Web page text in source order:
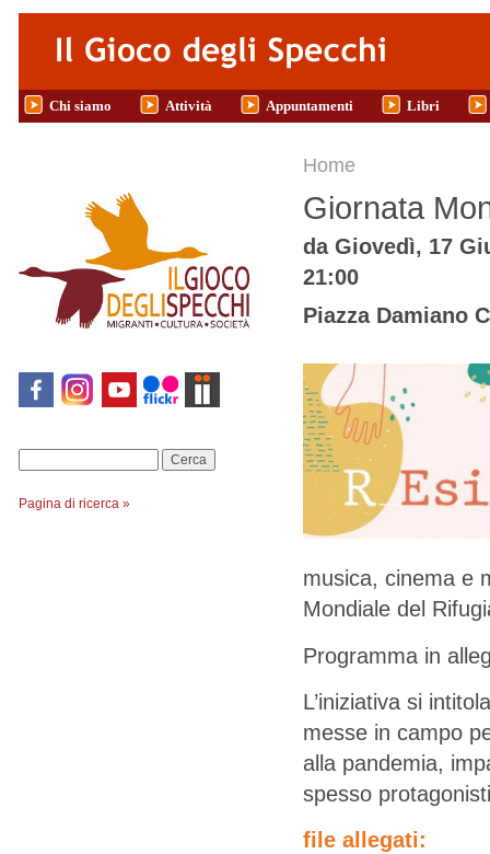
Salta al contenuto principale
Chi siamo Attività Appuntamenti Libri
Pagina di ricerca »
Tu sei qui
Home
Giornata
da Giovedì, 17
21:00
Piazza Damiano
musica, cinema e
Mondiale del
Programma in
L’iniziativa si
messe in campo
alla pandemia,
spesso
file allegati: